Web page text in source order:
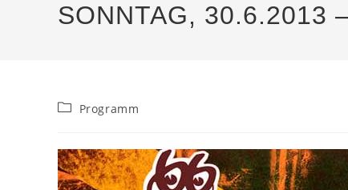
SONNTAG, 30.6.2013
Beitrags-
Programm